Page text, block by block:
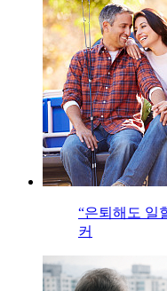
“은퇴해도 일
커